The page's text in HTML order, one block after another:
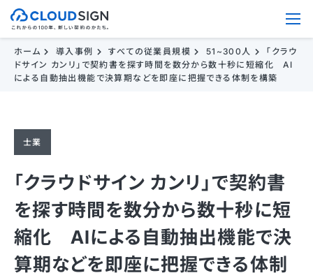
ホーム 導入事例 すべての従業員規模 51~300人
「クラウ
ドサイン カンリ」で契約書を探す時間を数分から数十秒に短縮化 AI
による自動抽出機能で決算期などを即座に把握できる体制を構築
士業
「クラウドサイン カンリ」で契約書
を探す時間を数分から数十秒に短
縮化 AIによる自動抽出機能で決
算期などを即座に把握できる体制